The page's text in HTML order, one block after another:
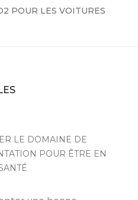
POUR LES VOITURES
LE DOMAINE DE
POUR ÊTRE EN